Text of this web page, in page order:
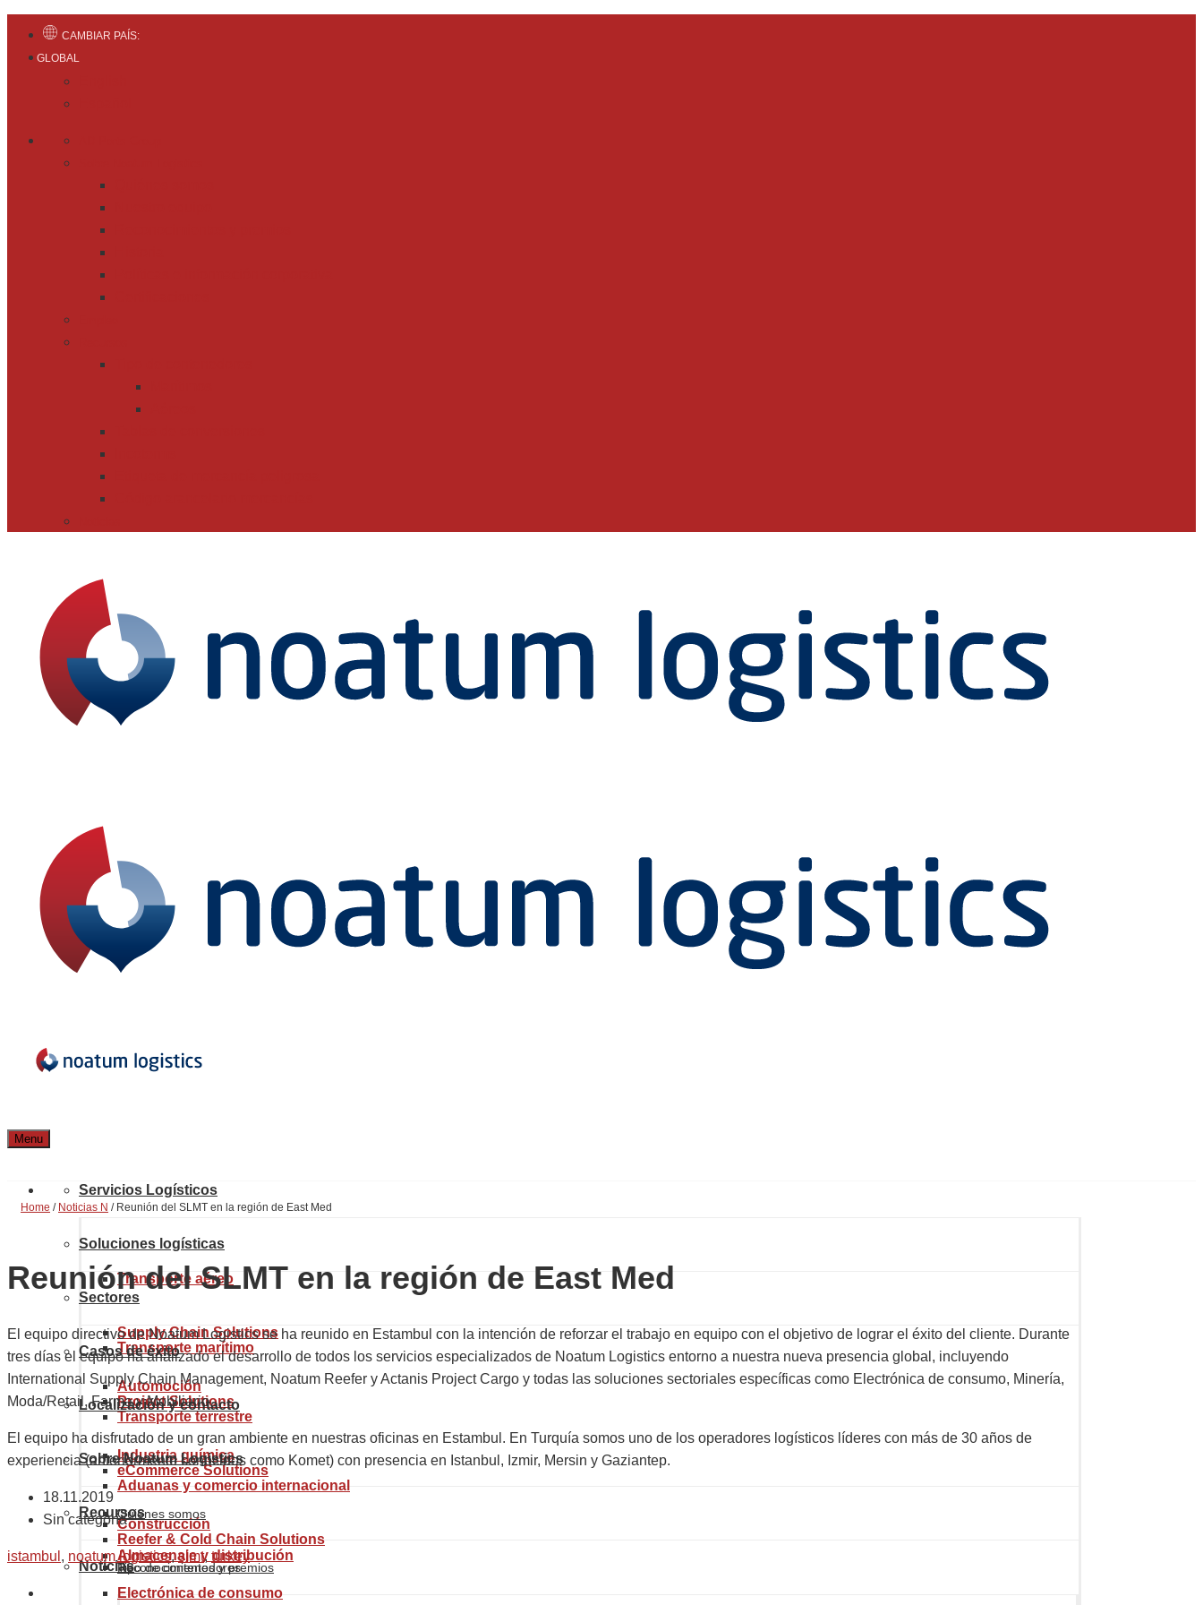
CAMBIAR PAÍS:
GLOBAL
Menu
Servicios Logísticos
Transporte aéreo
Transporte marítimo
Transporte terrestre
Aduanas y comercio internacional
Almacenaje y distribución
Soluciones logísticas
Supply Chain Solutions
Project Solutions
eCommerce Solutions
Reefer & Cold Chain Solutions
Sectores
Automoción
Industria química
Construcción
Electrónica de consumo
Casos de éxito
Localización y contacto
Sobre Noatum Logistics
Quiénes somos
Reconocimientos y premios
Recursos
Tipo de contenedores
Noticias
Home / Noticias N / Reunión del SLMT en la región de East Med
Reunión del SLMT en la región de East Med
El equipo directivo de Noatum Logistics se ha reunido en Estambul con la intención de reforzar el trabajo en equipo con el objetivo de lograr el éxito del cliente. Durante
tres días el equipo ha analizado el desarrollo de todos los servicios especializados de Noatum Logistics entorno a nuestra nueva presencia global, incluyendo
International Supply Chain Management, Noatum Reefer y Actanis Project Cargo y todas las soluciones sectoriales específicas como Electrónica de consumo, Minería,
Moda/Retail, Farma y Mobiliario.
El equipo ha disfrutado de un gran ambiente en nuestras oficinas en Estambul. En Turquía somos uno de los operadores logísticos líderes con más de 30 años de
experiencia (anteriormente conocidos como Komet) con presencia en Istanbul, Izmir, Mersin y Gaziantep.
18.11.2019
Sin categoría
istambul , noatum logistics,slmt,turkey